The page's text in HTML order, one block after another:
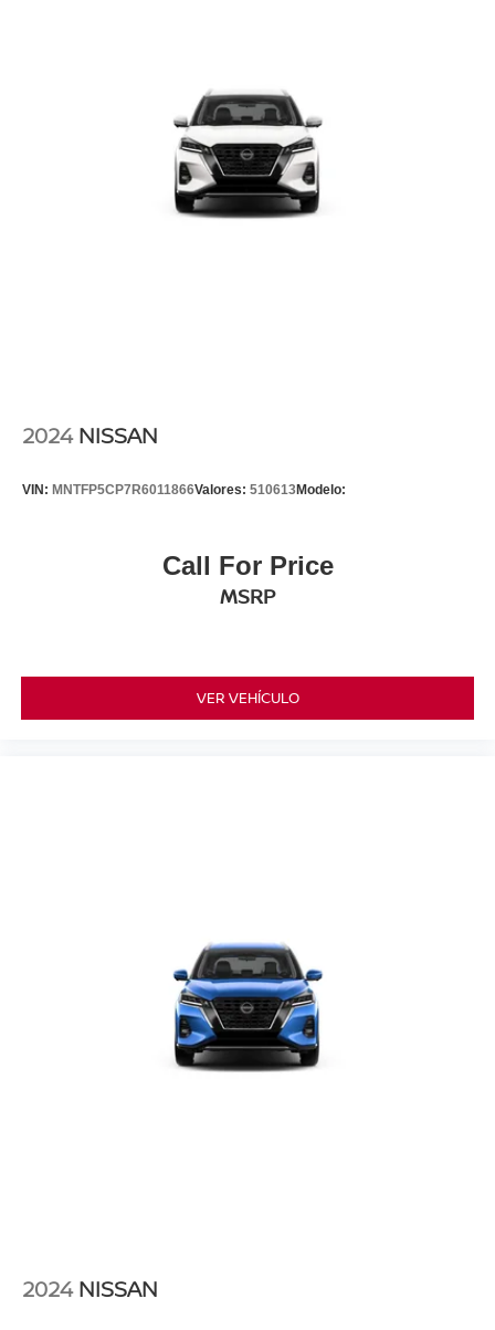
2024 NISSAN
VIN: MNTFP5CP7R6011866Valores: 510613Modelo:
Call For Price
MSRP
VER VEHÍCULO
2024 NISSAN